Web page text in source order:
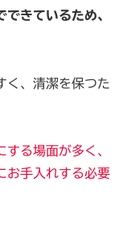
きているため、
く、清潔を保つた
る場面が多く、
お手入れする必要